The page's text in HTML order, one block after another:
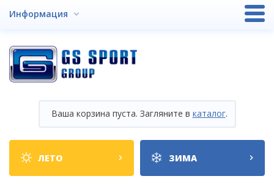
Информация
Ваша корзина пуста. Загляните в каталог.
Shop
categories
ЛЕТО ЗИМА